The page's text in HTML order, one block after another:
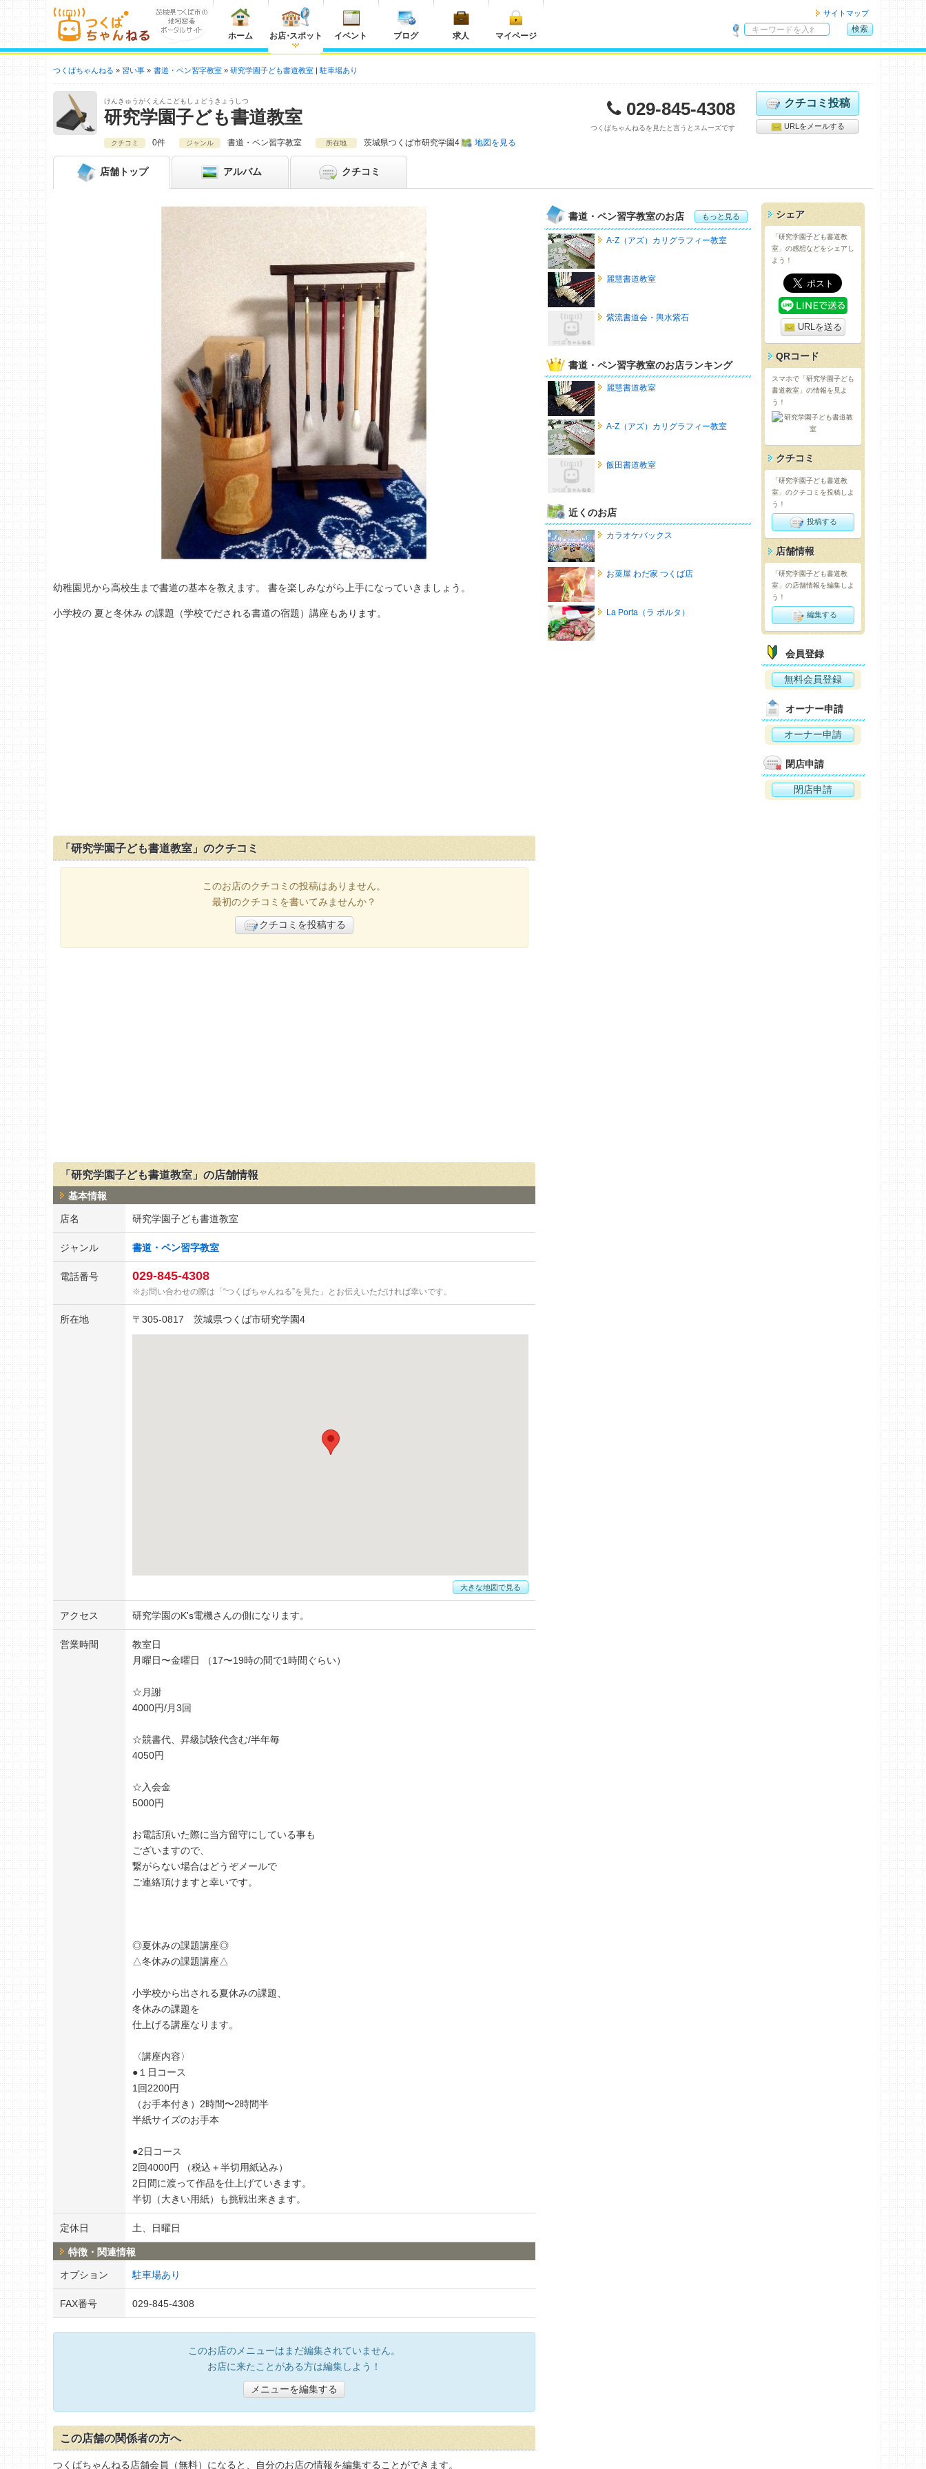
ホーム お店・スポット イベント ブログ 求人 マイページ
サイトマップ
内
索
検索
つくばちゃんねる 習い事 書道・ペン習字教室 研究学園子ども書道教室 駐車場あり
けんきゅうがくえんこどもしょどうきょうしつ
研究学園子ども書道教室 029-845-4308
つくばちゃんねるを見たと言うとスムーズです
クチコミ投稿
URLをメールする
クチコミ 0件 ジャンル 書道・ペン習字教室 所在地 茨城県つくば市研究学園4 地図を見る
店舗 トップ アルバム クチコミ
幼稚園児から高校生まで書道の基本を教えます。 書を楽しみながら上手になっていきましょう。
小学校の 夏と冬休み の課題（学校でだされる書道の宿題）講座もあります。
「研究学園子ども書道教室」のクチコミ
このお店のクチコミの投稿はありません。
最初のクチコミを書いてみませんか？
クチコミを投稿する
「研究学園子ども書道教室」の店舗情報
基本情報
店名 研究学園子ども書道教室
ジャンル 書道・ペン習字教室
電話番号 029-845-4308
お問い合わせの際は「“つくばちゃんねる”を見た」とお伝えいただければ幸いです。
所在地 〒 305-0817 茨城県つくば市研究学園4
大きな地図で見る
アクセス 研究学園のK's電機さんの側になります。
営業時間
教室日
月曜日〜金曜日 （17〜19時の間で1時間ぐらい）
☆月謝
4000円/月3回
☆競書代、昇級試験代含む/半年毎
4050円
☆入会金
5000円
お電話頂いた際に当方留守にしている事も
ございますので、
繋がらない場合はどうぞメールで
ご連絡頂けますと幸いです。
◎夏休みの課題講座◎
△冬休みの課題講座△
小学校から出される夏休みの課題、
冬休みの課題を
仕上げる講座なります。
〈講座内容〉
●１日コース
1回2200円
（お手本付き）2時間〜2時間半
半紙サイズのお手本
●2日コース
2回4000円 （税込＋半切用紙込み）
2日間に渡って作品を仕上げていきます。
半切（大きい用紙）も挑戦出来きます。
定休日 土、日曜日
特徴・関連情報
オプション 駐車場あり
FAX番号 029-845-4308
このお店のメニューはまだ編集されていません。
お店に来たことがある方は編集しよう！
メニューを編集する
この店舗の関係者の方へ
つくばちゃんねる店舗会員（無料）になると、自分のお店の情報を編集することができます。
書道・ペン習字教室のお店 もっと見る
A-Z（アズ）カリグラフィー教室
麗慧書道教室
紫流書道会・輿水紫石
書道・ペン習字教室のお店ランキング
麗慧書道教室
A-Z（アズ）カリグラフィー教室
飯田書道教室
近くのお店
カラオケバックス
お菜屋 わだ家 つくば店
La Porta（ラ ポルタ）
シェア
「研究学園子ども書道教
室」の感想などをシェアし
よう！
URLを送る
QRコード
スマホで「研究学園子ども
書道教室」の情報を見よ
う！
クチコミ
「研究学園子ども書道教
室」のクチコミを投稿しよ
う！
投稿する
店舗情報
「研究学園子ども書道教
室」の店舗情報を編集しよ
う！
編集する
会員登録
無料会員登録
オーナー申請
オーナー申請
閉店申請
閉店申請